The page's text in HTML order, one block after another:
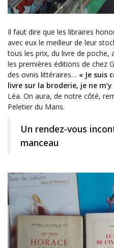
Il faut dire que les libraires
avec eux le meilleur de leur
tous les prix, du livre de poche,
les premières éditions de chez
des ovnis littéraires… « Je suis
livre sur la broderie, je ne
Léa. On aura, de notre côté,
Peletier du Mans.
Un rendez-vous
manceau